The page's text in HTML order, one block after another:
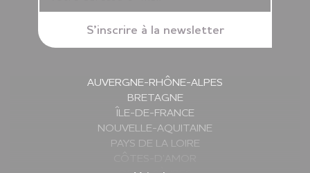
AUVERGNE-RHÔNE-ALPES
BRETAGNE
ÎLE-DE-FRANCE
NOUVELLE-AQUITAINE
PAYS DE LA LOIRE